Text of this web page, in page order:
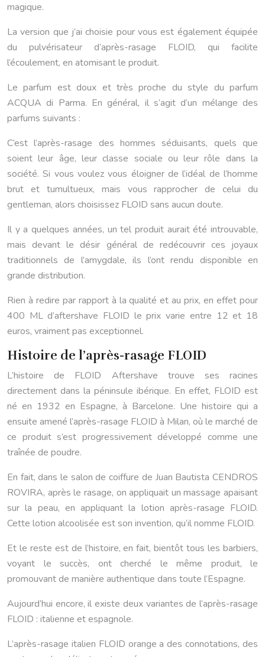
magique.
La version que j’ai choisie pour vous est également équipée
du pulvérisateur d’après-rasage FLOID, qui facilite
l’écoulement, en atomisant le produit.
Le parfum est doux et très proche du style du parfum
ACQUA di Parma. En général, il s’agit d’un mélange des
parfums suivants :
C’est l’après-rasage des hommes séduisants, quels que
soient leur âge, leur classe sociale ou leur rôle dans la
société. Si vous voulez vous éloigner de l’idéal de l’homme
brut et tumultueux, mais vous rapprocher de celui du
gentleman, alors choisissez FLOID sans aucun doute.
Il y a quelques années, un tel produit aurait été introuvable,
mais devant le désir général de redécouvrir ces joyaux
traditionnels de l’amygdale, ils l’ont rendu disponible en
grande distribution.
Rien à redire par rapport à la qualité et au prix, en effet pour
400 ML d’aftershave FLOID le prix varie entre 12 et 18
euros, vraiment pas exceptionnel.
Histoire de l’après-rasage FLOID
L’histoire de FLOID Aftershave trouve ses racines
directement dans la péninsule ibérique. En effet, FLOID est
né en 1932 en Espagne, à Barcelone. Une histoire qui a
ensuite amené l’après-rasage FLOID à Milan, où le marché de
ce produit s’est progressivement développé comme une
traînée de poudre.
En fait, dans le salon de coiffure de Juan Bautista CENDROS
ROVIRA, après le rasage, on appliquait un massage apaisant
sur la peau, en appliquant la lotion après-rasage FLOID.
Cette lotion alcoolisée est son invention, qu’il nomme FLOID.
Et le reste est de l’histoire, en fait, bientôt tous les barbiers,
voyant le succès, ont cherché le même produit, le
promouvant de manière authentique dans toute l’Espagne.
Aujourd’hui encore, il existe deux variantes de l’après-rasage
FLOID : italienne et espagnole.
L’après-rasage italien FLOID orange a des connotations, des